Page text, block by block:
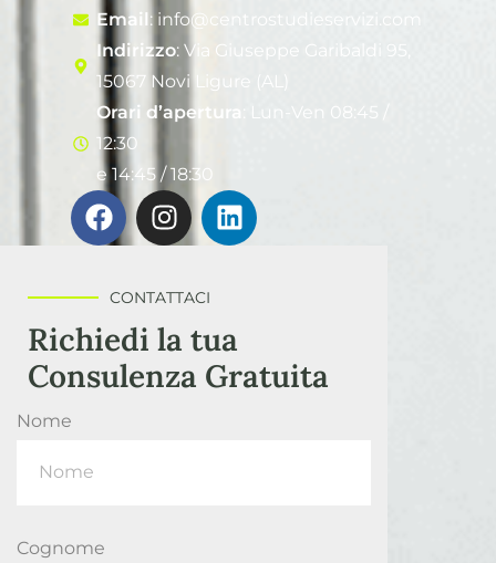
Email: info@centrostudieservizi.com
Indirizzo: Via Giuseppe Garibaldi 95,
15067 Novi Ligure (AL)
Orari d’apertura : Lun-Ven 08:45 /
12:30
e 14:45 / 18:30
CONTATTACI
Richiedi la tua
Consulenza Gratuita
Nome
Cognome